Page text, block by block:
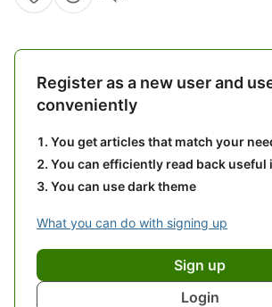
Register as a new user and
conveniently
You get articles that match your
You can efficiently read back
You can use dark theme
What you can do with signing up
Sign up
Login